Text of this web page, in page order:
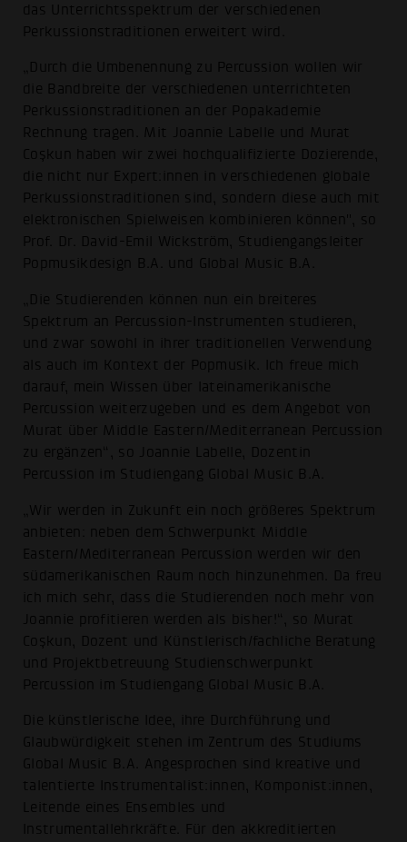
das Unterrichtsspektrum der verschiedenen
Perkussionstraditionen erweitert wird.
„Durch die Umbenennung zu Percussion wollen wir
die Bandbreite der verschiedenen unterrichteten
Perkussionstraditionen an der Popakademie
Rechnung tragen. Mit Joannie Labelle und Murat
Coşkun haben wir zwei hochqualifizierte Dozierende,
die nicht nur Expert:innen in verschiedenen globale
Perkussionstraditionen sind, sondern diese auch mit
elektronischen Spielweisen kombinieren können", so
Prof. Dr. David-Emil Wickström, Studiengangsleiter
Popmusikdesign B.A. und Global Music B.A.
„Die Studierenden können nun ein breiteres
Spektrum an Percussion-Instrumenten studieren,
und zwar sowohl in ihrer traditionellen Verwendung
als auch im Kontext der Popmusik. Ich freue mich
darauf, mein Wissen über lateinamerikanische
Percussion weiterzugeben und es dem Angebot von
Murat über Middle Eastern/Mediterranean Percussion
zu ergänzen“, so Joannie Labelle, Dozentin
Percussion im Studiengang Global Music B.A.
„Wir werden in Zukunft ein noch größeres Spektrum
anbieten: neben dem Schwerpunkt Middle
Eastern/Mediterranean Percussion werden wir den
südamerikanischen Raum noch hinzunehmen. Da freu
ich mich sehr, dass die Studierenden noch mehr von
Joannie profitieren werden als bisher!“, so Murat
Coşkun, Dozent und Künstlerisch/fachliche Beratung
und Projektbetreuung Studienschwerpunkt
Percussion im Studiengang Global Music B.A.
Die künstlerische Idee, ihre Durchführung und
Glaubwürdigkeit stehen im Zentrum des Studiums
Global Music B.A. Angesprochen sind kreative und
talentierte Instrumentalist:innen, Komponist:innen,
Leitende eines Ensembles und
Instrumentallehrkräfte. Für den akkreditierten